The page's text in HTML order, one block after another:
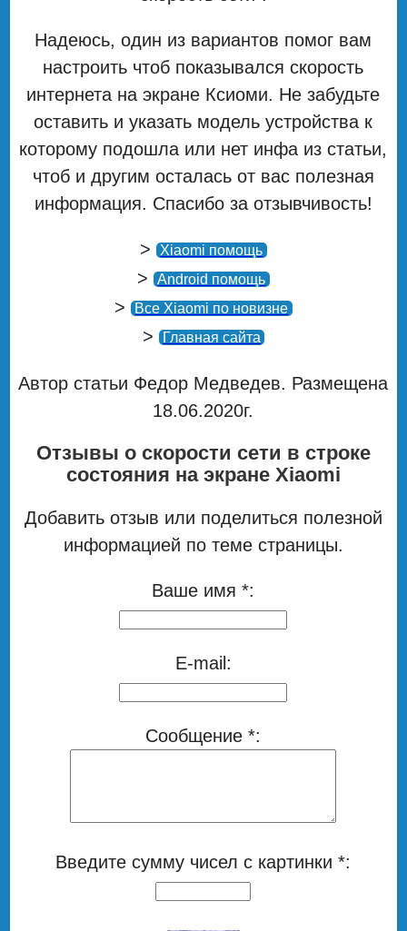
Надеюсь, один из вариантов помог вам
настроить чтоб показывался скорость
интернета на экране Ксиоми. Не забудьте
оставить и указать модель устройства к
которому подошла или нет инфа из статьи,
чтоб и другим осталась от вас полезная
информация. Спасибо за отзывчивость!
> Xiaomi помощь
> Android помощь
> Все Xiaomi по новизне
> Главная сайта
Автор статьи Федор Медведев. Размещена
18.06.2020г.
Отзывы о скорости сети в строке
состояния на экране Xiaomi
Добавить отзыв или поделиться полезной
информацией по теме страницы.
Ваше имя *:
E-mail:
Сообщение *:
Введите сумму чисел с картинки *: